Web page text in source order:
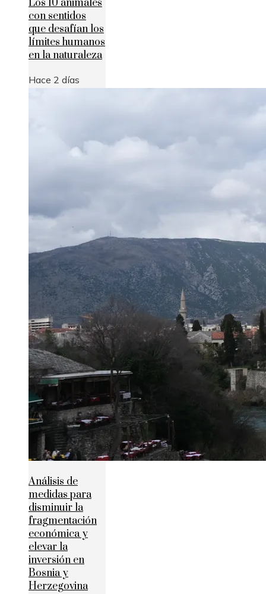
Los 10 animales
con sentidos
que desafían los
límites humanos
en la naturaleza
Hace 2 días
Análisis de
medidas para
disminuir la
fragmentación
económica y
elevar la
inversión en
Bosnia y
Herzegovina